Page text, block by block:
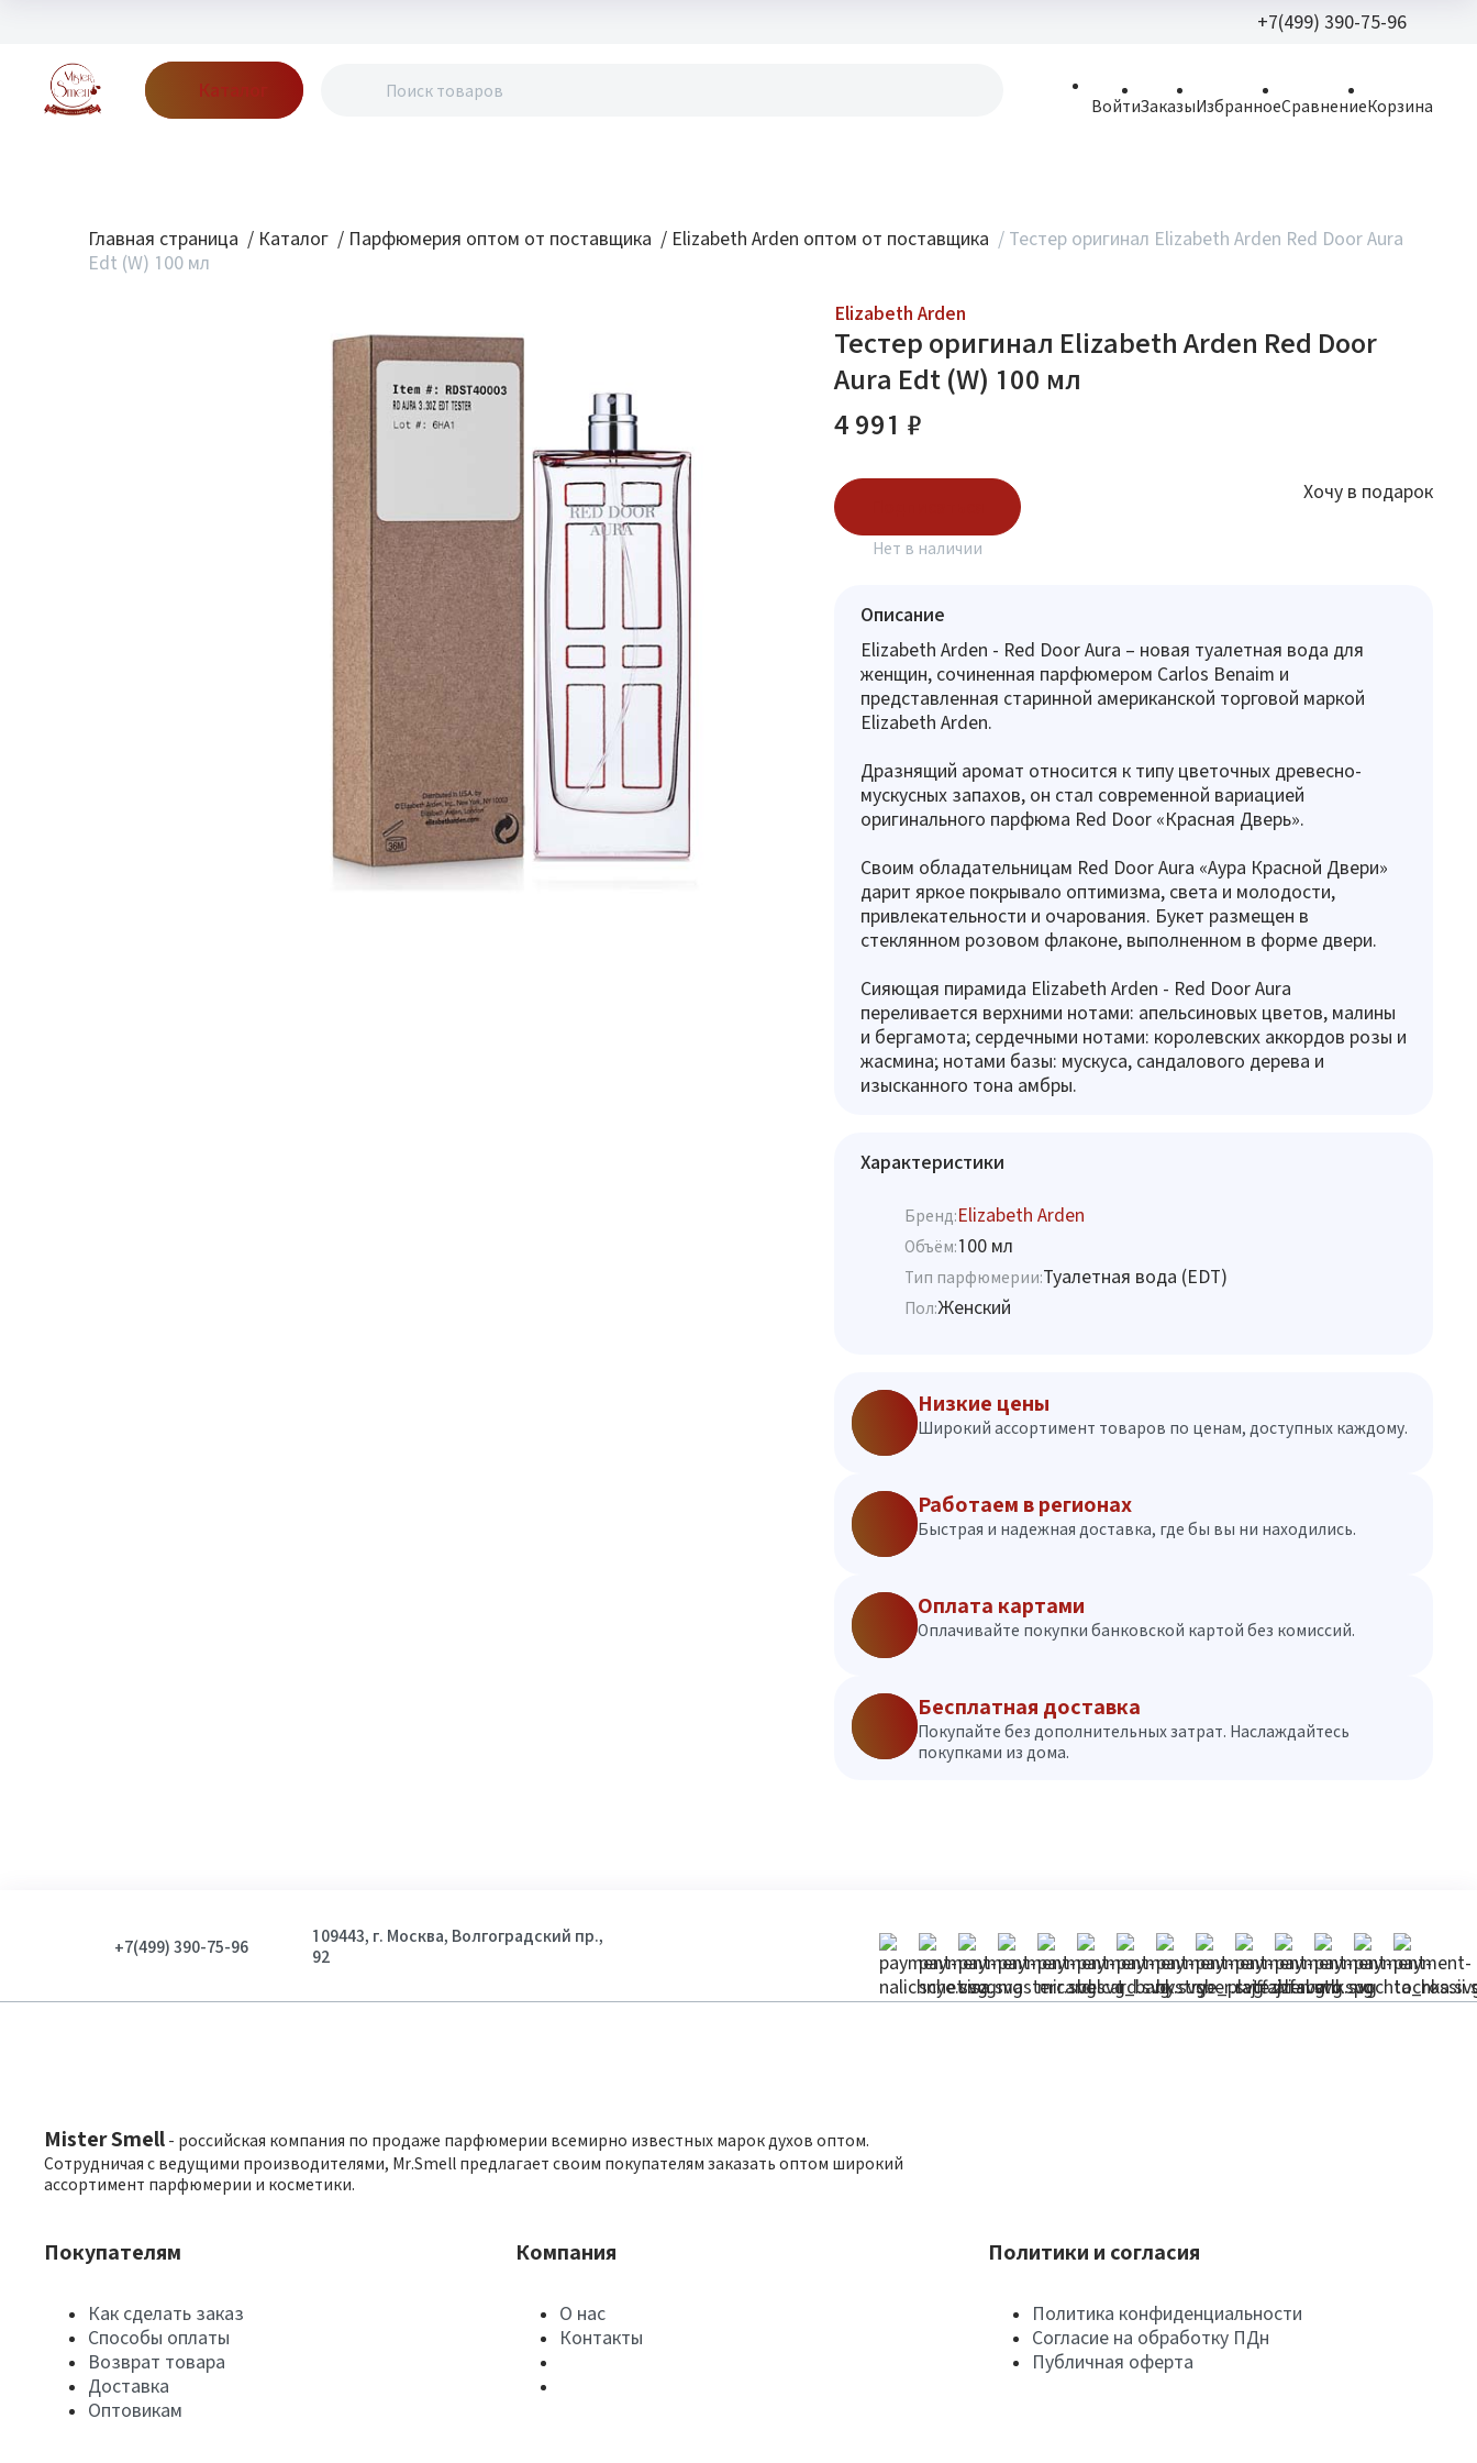
+7(499) 390-75-96
Волгоградский
Каталог
ВойтиЗаказыИзбранноеСравнениеКорзина
Главная страница / Каталог / Парфюмерия оптом от поставщика / Elizabeth Arden оптом от поставщика / Тестер оригинал Elizabeth Arden Red Door Aura
Edt (W) 100 мл
Elizabeth Arden
Тестер оригинал Elizabeth Arden Red Door
Aura Edt (W) 100 мл
4 991 ₽
Нет в наличии
Хочу в подарок
Описание
Elizabeth Arden - Red Door Aura – новая туалетная вода для
женщин, сочиненная парфюмером Carlos Benaim и
представленная старинной американской торговой маркой
Elizabeth Arden.
Дразнящий аромат относится к типу цветочных древесно-
мускусных запахов, он стал современной вариацией
оригинального парфюма Red Door «Красная Дверь».
Своим обладательницам Red Door Aura «Аура Красной Двери»
дарит яркое покрывало оптимизма, света и молодости,
привлекательности и очарования. Букет размещен в
стеклянном розовом флаконе, выполненном в форме двери.
Сияющая пирамида Elizabeth Arden - Red Door Aura
переливается верхними нотами: апельсиновых цветов, малины
и бергамота; сердечными нотами: королевских аккордов розы и
жасмина; нотами базы: мускуса, сандалового дерева и
изысканного тона амбры.
Характеристики
Бренд:Elizabeth Arden
Объём:100 мл
Тип парфюмерии:Туалетная вода (EDT)
Пол:Женский
Низкие цены
Широкий ассортимент товаров по ценам, доступных каждому.
Работаем в регионах
Быстрая и надежная доставка, где бы вы ни находились.
Оплата картами
Оплачивайте покупки банковской картой без комиссий.
Бесплатная доставка
Покупайте без дополнительных затрат. Наслаждайтесь
покупками из дома.
+7(499) 390-75-96
109443, г. Москва, Волгоградский пр.,
92
Mister Smell - российская компания по продаже парфюмерии всемирно известных марок духов оптом.
Сотрудничая с ведущими производителями, Mr.Smell предлагает своим покупателям заказать оптом широкий
ассортимент парфюмерии и косметики.
Покупателям
Как сделать заказ
Способы оплаты
Возврат товара
Доставка
Оптовикам
Компания
О нас
Контакты
Политики и согласия
Политика конфиденциальности
Согласие на обработку ПДн
Публичная оферта